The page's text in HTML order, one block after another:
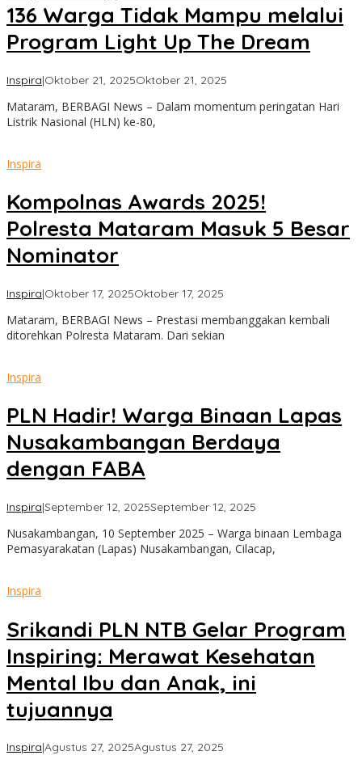
136 Warga Tidak Mampu melalui
Program Light Up The Dream
Inspira|Oktober 21, 2025Oktober 21, 2025
Mataram, BERBAGI News – Dalam momentum peringatan Hari
Listrik Nasional (HLN) ke-80,
Inspira
Kompolnas Awards 2025!
Polresta Mataram Masuk 5 Besar
Nominator
Inspira|Oktober 17, 2025Oktober 17, 2025
Mataram, BERBAGI News – Prestasi membanggakan kembali
ditorehkan Polresta Mataram. Dari sekian
Inspira
PLN Hadir! Warga Binaan Lapas
Nusakambangan Berdaya
dengan FABA
Inspira|September 12, 2025September 12, 2025
Nusakambangan, 10 September 2025 – Warga binaan Lembaga
Pemasyarakatan (Lapas) Nusakambangan, Cilacap,
Inspira
Srikandi PLN NTB Gelar Program
Inspiring: Merawat Kesehatan
Mental Ibu dan Anak, ini
tujuannya
Inspira|Agustus 27, 2025Agustus 27, 2025